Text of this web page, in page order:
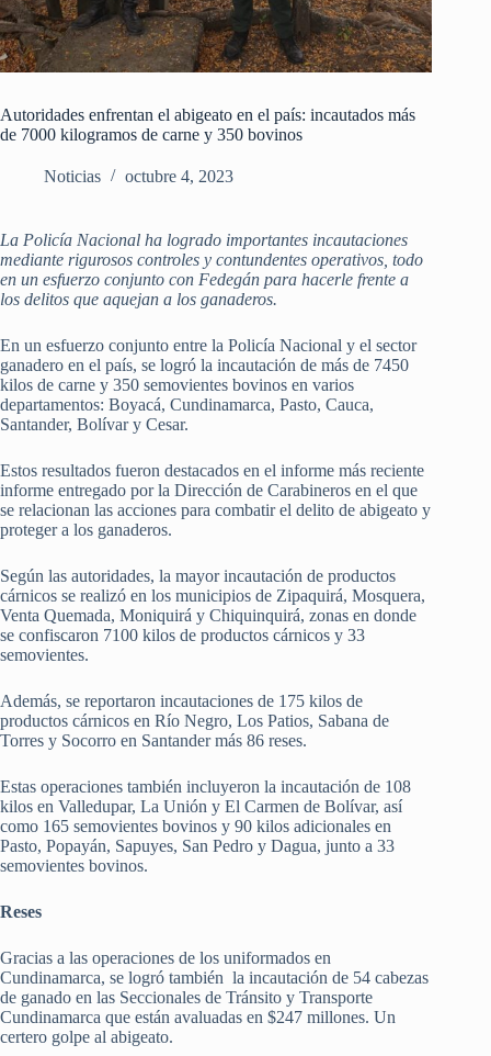
Autoridades enfrentan el abigeato en el país: incautados más
de 7000 kilogramos de carne y 350 bovinos
Noticias octubre 4, 2023
La Policía Nacional ha logrado importantes incautaciones
mediante rigurosos controles y contundentes operativos, todo
en un esfuerzo conjunto con Fedegán para hacerle frente a
los delitos que aquejan a los ganaderos.
En un esfuerzo conjunto entre la Policía Nacional y el sector
ganadero en el país, se logró la incautación de más de 7450
kilos de carne y 350 semovientes bovinos en varios
departamentos: Boyacá, Cundinamarca, Pasto, Cauca,
Santander, Bolívar y Cesar.
Estos resultados fueron destacados en el informe más reciente
informe entregado por la Dirección de Carabineros en el que
se relacionan las acciones para combatir el delito de abigeato y
proteger a los ganaderos.
Según las autoridades, la mayor incautación de productos
cárnicos se realizó en los municipios de Zipaquirá, Mosquera,
Venta Quemada, Moniquirá y Chiquinquirá, zonas en donde
se confiscaron 7100 kilos de productos cárnicos y 33
semovientes.
Además, se reportaron incautaciones de 175 kilos de
productos cárnicos en Río Negro, Los Patios, Sabana de
Torres y Socorro en Santander más 86 reses.
Estas operaciones también incluyeron la incautación de 108
kilos en Valledupar, La Unión y El Carmen de Bolívar, así
como 165 semovientes bovinos y 90 kilos adicionales en
Pasto, Popayán, Sapuyes, San Pedro y Dagua, junto a 33
semovientes bovinos.
Reses
Gracias a las operaciones de los uniformados en
Cundinamarca, se logró también la incautación de 54 cabezas
de ganado en las Seccionales de Tránsito y Transporte
Cundinamarca que están avaluadas en $247 millones. Un
certero golpe al abigeato.